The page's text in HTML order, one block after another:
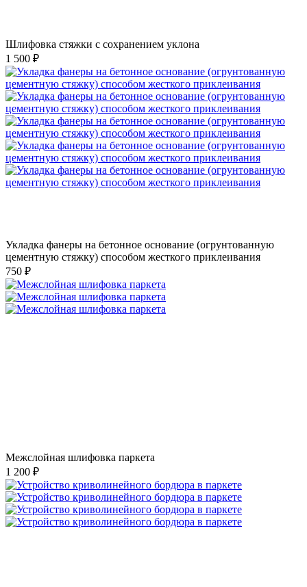
Шлифовка стяжки с сохранением уклона
1 500 ₽
Укладка фанеры на бетонное основание (огрунтованную
цементную стяжку) способом жесткого приклеивания
750 ₽
Межслойная шлифовка паркета
1 200 ₽